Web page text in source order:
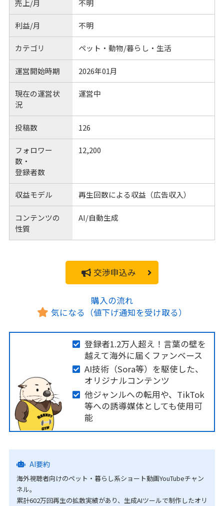
売上/月 不明
利益/月 不明
カテゴリ ペット・動物/暮らし・生活
運営開始時期 2026年01月
現在の運営状
況
運営中
投稿数 126
フォロワー
数・
登録者数
12,200
収益モデル 再生回数による収益（広告収入）
コンテンツの
性質
AI/自動生成
交渉申込み
購入の流れ
気になる（値下げ通知を受け取る）
登録者1.2万人超え！言葉の壁を
越えて海外に届くファンベース
AI技術（Sora等）を駆使した、
オリジナルコンテンツ
他ジャンルへの転用や、TikTok
等への誘導媒体としても使用可
能
AI要約
海外視聴者向けのペット・暮らし系ショート動画YouTubeチャン
ネル。
累計602万回再生の拡散実績があり、生成AIツールで制作したオリ